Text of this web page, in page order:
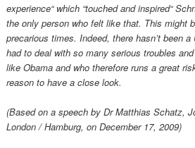
experience“ which “touched and inspired“
the only person who felt like that. This might
precarious times. Indeed, there hasn’t been
had to deal with so many serious troubles
like Obama and who therefore runs a great
reason to have a close look.
(Based on a speech by Dr Matthias Schatz,
London / Hamburg, on December 17, 2009)